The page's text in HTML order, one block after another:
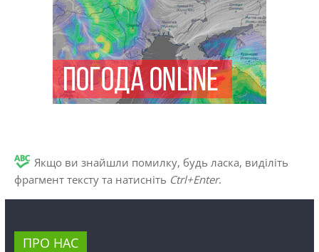
Якщо ви знайшли помилку, будь ласка, виділіть
фрагмент тексту та натисніть Ctrl+Enter.
ПРО НАС